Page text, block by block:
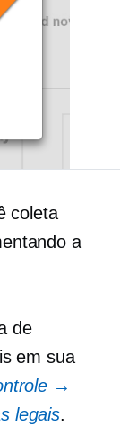
coleta
a
de
em sua
→
legais.